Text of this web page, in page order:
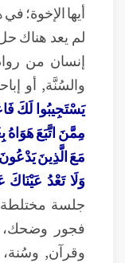
أيها الإخوة؛
لم يعد هناك حل
إنسان من
والسُنَّة, أو
يَسْتَجِيبُوا لَكَ
مِمَّنَ اتَّبَعَ هَوَاهُ
مَعَ الَّذِينَ
وَلَا تَعْدُ عَيْنَاكَ
جلسة
فجور وضحك،
وقرآن, وسُنة،